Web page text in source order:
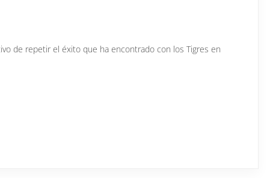
de repetir el éxito que ha encontrado con los Tigres en